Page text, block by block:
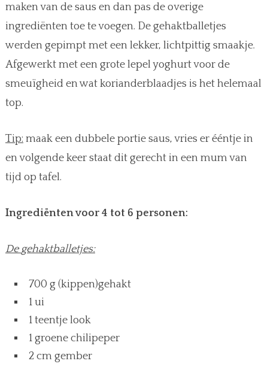
maken van de saus en dan pas de overige
ingrediënten toe te voegen. De gehaktballetjes
werden gepimpt met een lekker, lichtpittig smaakje.
Afgewerkt met een grote lepel yoghurt voor de
smeuïgheid en wat korianderblaadjes is het helemaal
top.
Tip: maak een dubbele portie saus, vries er ééntje in
en volgende keer staat dit gerecht in een mum van
tijd op tafel.
Ingrediënten voor 4 tot 6 personen:
De gehaktballetjes:
700 g (kippen)gehakt
1 ui
1 teentje look
1 groene chilipeper
2 cm gember